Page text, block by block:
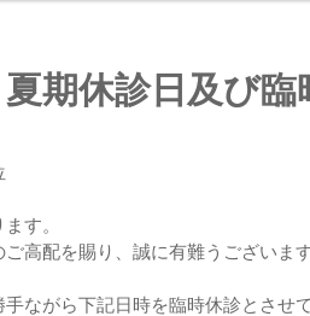
期休診日及び
す。
高配を賜り、誠に有難うございます
ながら下記日時を臨時休診とさせて